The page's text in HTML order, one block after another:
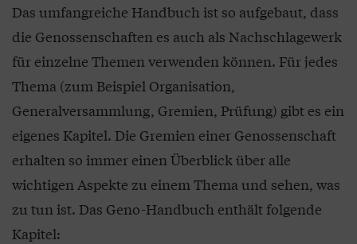
Das umfangreiche Handbuch ist so aufgebaut, dass
die Genossenschaften es auch als Nachschlagewerk
für einzelne Themen verwenden können. Für jedes
Thema (zum Beispiel Organisation,
Generalversammlung, Gremien, Prüfung) gibt es ein
eigenes Kapitel. Die Gremien einer Genossenschaft
erhalten so immer einen Überblick über alle
wichtigen Aspekte zu einem Thema und sehen, was
zu tun ist. Das Geno-Handbuch enthält folgende
Kapitel: